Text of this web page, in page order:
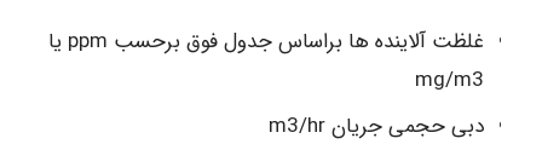
غلظت آلاینده ها براساس جدول فوق برحسب ppm یا
mg/m3
دبی حجمی جریان m3/hr